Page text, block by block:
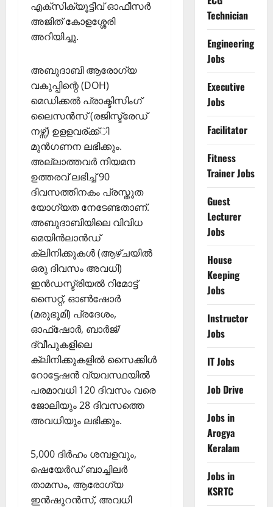
എക്സിക്യൂട്ടീവ് ഓഫീസർ
അജിത് കോളശ്ശേരി
അറിയിച്ചു.
അബുദാബി ആരോഗ്യ
വകുപ്പിന്റെ (DOH)
മെഡിക്കൽ പ്രാക്ടിസിംഗ്
ലൈസൻസ് (രജിസ്ട്രേഡ്
നഴ്സ്) ഉളളവര്ക്ക്ി
മുന്‍ഗണന ലഭിക്കും.
അല്ലാത്തവര്‍ നിയമന
ഉത്തരവ് ലഭിച്ച് 90
ദിവസത്തിനകം പ്രസ്തുത
യോഗ്യത നേടേണ്ടതാണ്.
അബുദാബിയിലെ വിവിധ
മെയിൻലാൻഡ്
ക്ലിനിക്കുകൾ (ആഴ്ചയിൽ
ഒരു ദിവസം അവധി)
ഇൻഡസ്ട്രിയൽ റിമോട്ട്
സൈറ്റ്, ഓൺഷോർ
(മരുഭൂമി) പ്രദേശം,
ഓഫ്ഷോർ, ബാർജ്/
ദ്വീപുകളിലെ
ക്ലിനിക്കുകളില്‍ സൈക്കിൾ
റോട്ടേഷൻ വ്യവസ്ഥയില്‍
പരമാവധി 120 ദിവസം വരെ
ജോലിയും 28 ദിവസത്തെ
അവധിയും ലഭിക്കും.
5,000 ദിര്‍ഹം ശമ്പളവും,
ഷെയേര്‍ഡ് ബാച്ചിലർ
താമസം, ആരോഗ്യ
ഇൻഷുറൻസ്, അവധി
Technician
Engineering
Jobs
Executive
Jobs
Facilitator
Fitness
Trainer Jobs
Guest
Lecturer
Jobs
House
Keeping
Jobs
Instructor
Jobs
IT Jobs
Job Drive
Jobs in
Arogya
Keralam
Jobs in
KSRTC